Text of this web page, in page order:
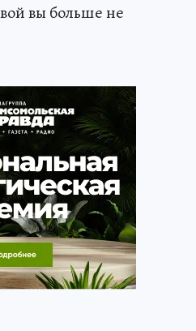
вы больше не